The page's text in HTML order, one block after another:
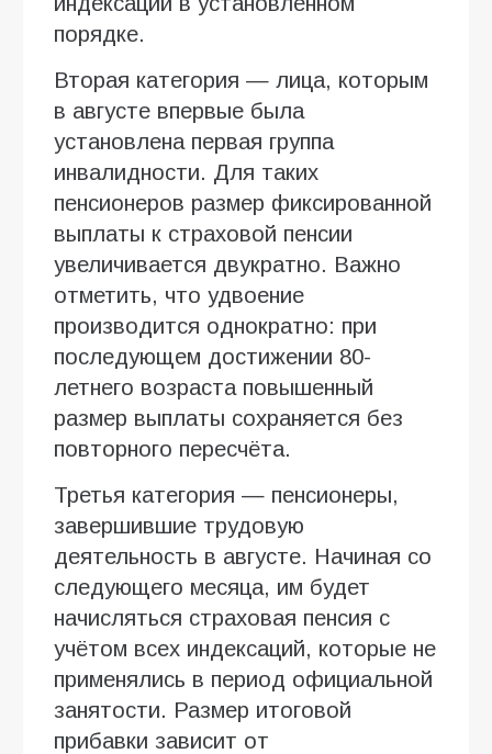
порядке.
Вторая категория — лица, которым
в августе впервые была
установлена первая группа
инвалидности. Для таких
пенсионеров размер фиксированной
выплаты к страховой пенсии
увеличивается двукратно. Важно
отметить, что удвоение
производится однократно: при
последующем достижении 80-
летнего возраста повышенный
размер выплаты сохраняется без
повторного пересчёта.
Третья категория — пенсионеры,
завершившие трудовую
деятельность в августе. Начиная со
следующего месяца, им будет
начисляться страховая пенсия с
учётом всех индексаций, которые не
применялись в период официальной
занятости. Размер итоговой
прибавки зависит от